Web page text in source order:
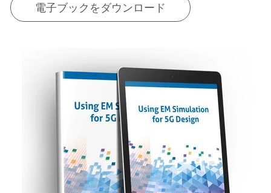
電子ブックをダウンロード